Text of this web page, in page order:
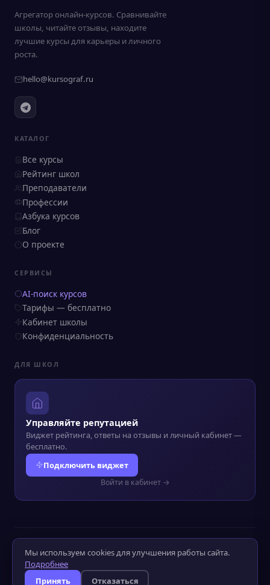
Агрегатор онлайн-курсов. Сравнивайте
школы, читайте отзывы, находите
лучшие курсы для карьеры и личного
роста.
hello@kursograf.ru
КАТАЛОГ
Все курсы
Рейтинг школ
Преподаватели
Профессии
Азбука курсов
Блог
О проекте
СЕРВИСЫ
AI-поиск курсов
Тарифы — бесплатно
Кабинет школы
Конфиденциальность
ДЛЯ ШКОЛ
Управляйте репутацией
Виджет рейтинга, ответы на отзывы и личный кабинет —
бесплатно.
Подключить виджет
Войти в кабинет →
Политика конфиденциальности
Оператор ПД №52-25-232090
Слабовидящим
Слабослышащим
Мы используем cookies для улучшения работы сайта.
Подробнее
Принять
Отказаться